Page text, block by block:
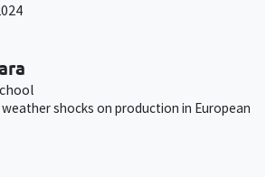
shocks on production in European
et des services tiers pour garantir son bon
la fréquentation du site et proposer des
de ces services. Votre choix pourra être
depuis le lien « Gestion des cookies »
page. Pour en savoir plus, consultez notre